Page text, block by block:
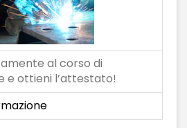
al corso di
e ottieni l’attestato!